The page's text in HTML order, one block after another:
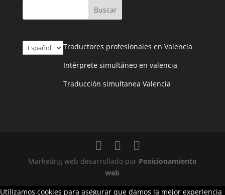
Elegir
un
Traductores profesionales en Valencia
Intérprete simultáneo en valencia
Traducción simultanea Valencia
Marketing web desarrollado por Posicionamiento
web
Utilizamos cookies para asegurar que damos la mejor experiencia